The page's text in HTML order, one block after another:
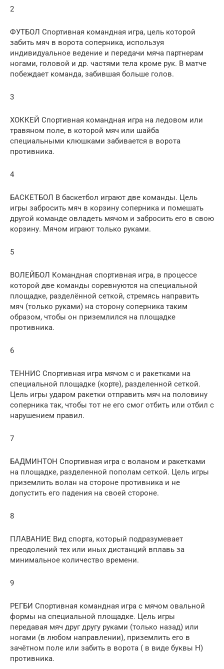
2
ФУТБОЛ Спортивная командная игра, цель которой
забить мяч в ворота соперника, используя
индивидуальное ведение и передачи мяча партнерам
ногами, головой и др. частями тела кроме рук. В матче
побеждает команда, забившая больше голов.
3
ХОККЕЙ Спортивная командная игра на ледовом или
травяном поле, в которой мяч или шайба
специальными клюшками забивается в ворота
противника.
4
БАСКЕТБОЛ В баскетбол играют две команды. Цель
игры забросить мяч в корзину соперника и помешать
другой команде овладеть мячом и забросить его в свою
корзину. Мячом играют только руками.
5
ВОЛЕЙБОЛ Командная спортивная игра, в процессе
которой две команды соревнуются на специальной
площадке, разделённой сеткой, стремясь направить
мяч (только руками) на сторону соперника таким
образом, чтобы он приземлился на площадке
противника.
6
ТЕННИС Спортивная игра мячом с и ракетками на
специальной площадке (корте), разделенной сеткой.
Цель игры ударом ракетки отправить мяч на половину
соперника так, чтобы тот не его смог отбить или отбил с
нарушением правил.
7
БАДМИНТОН Спортивная игра с воланом и ракетками
на площадке, разделенной пополам сеткой. Цель игры
приземлить волан на стороне противника и не
допустить его падения на своей стороне.
8
ПЛАВАНИЕ Вид спорта, который подразумевает
преодолений тех или иных дистанций вплавь за
минимальное количество времени.
9
РЕГБИ Спортивная командная игра с мячом овальной
формы на специальной площадке. Цель игры
передавая мяч друг другу руками (только назад) или
ногами (в любом направлении), приземлить его в
зачётном поле или забить в ворота ( в виде буквы Н)
противника.